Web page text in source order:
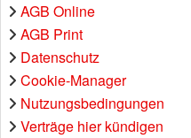
AGB Online
AGB Print
Datenschutz
Cookie-Manager
Nutzungsbedingungen
Verträge hier kündigen